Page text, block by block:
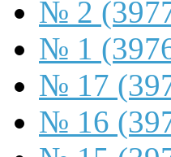
№ 2
№ 1
№ 17
№ 16